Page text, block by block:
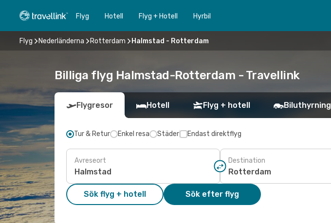
Flyg Hotell Flyg + Hotell Hyrbil
Flyg Nederländerna Rotterdam Halmstad - Rotterdam
Billiga flyg Halmstad-Rotterdam - Travellink
Flygresor Hotell Flyg + hotell Biluthyrning
Tur & Retur Enkel resa Städer Endast direktflyg
Avreseort Destination
Sök flyg + hotell Sök efter flyg